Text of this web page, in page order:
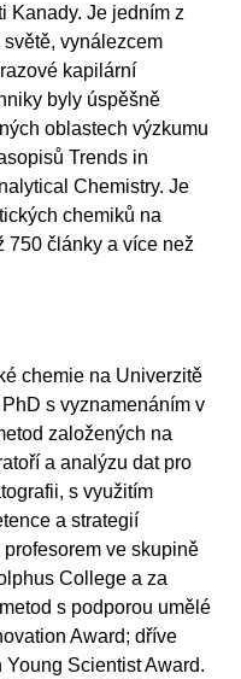
Kanady. Je jedním z
vynálezcem
kapilární
byly úspěšně
oblastech výzkumu
Trends in
Chemistry. Je
chemiků na
750 články a více než
chemie na Univerzitě
s vyznamenáním v
založených na
a analýzu dat pro
s využitím
a strategií
ve skupině
College a za
s podporou umělé
Award; dříve
Scientist Award.